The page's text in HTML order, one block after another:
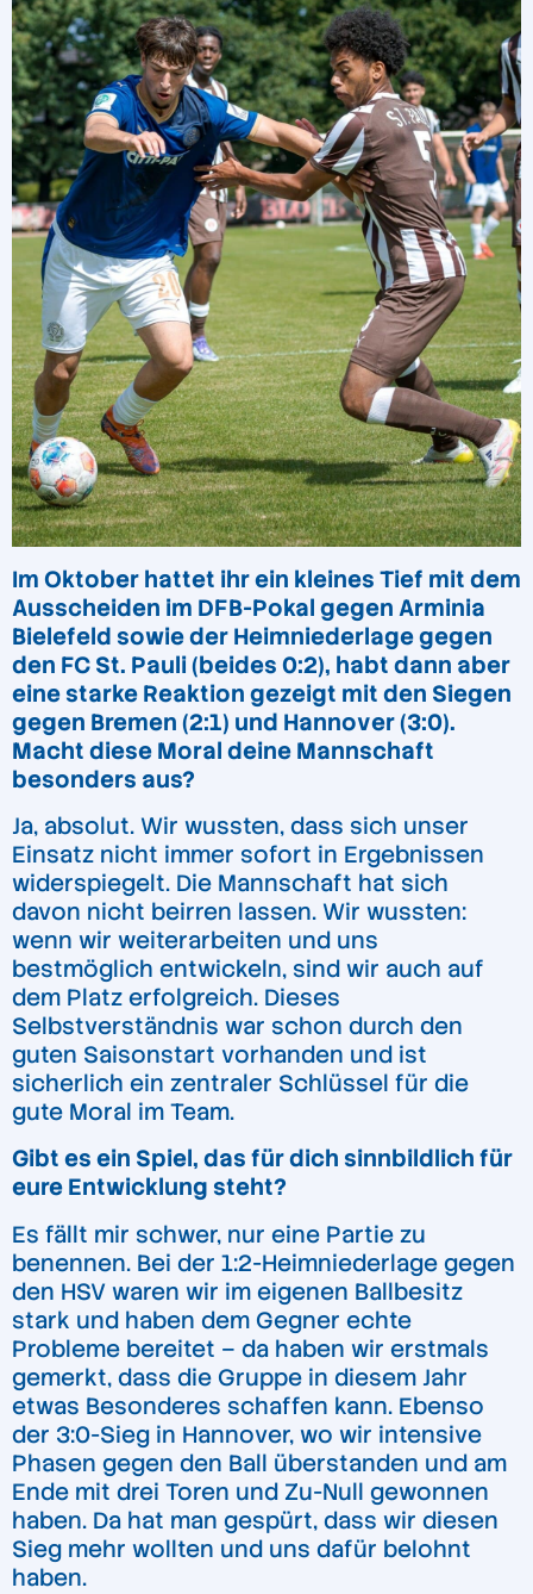
Im Oktober hattet ihr ein kleines Tief mit dem
Ausscheiden im DFB-Pokal gegen Arminia
Bielefeld sowie der Heimniederlage gegen
den FC St. Pauli (beides 0:2), habt dann aber
eine starke Reaktion gezeigt mit den Siegen
gegen Bremen (2:1) und Hannover (3:0).
Macht diese Moral deine Mannschaft
besonders aus?
Ja, absolut. Wir wussten, dass sich unser
Einsatz nicht immer sofort in Ergebnissen
widerspiegelt. Die Mannschaft hat sich
davon nicht beirren lassen. Wir wussten:
wenn wir weiterarbeiten und uns
bestmöglich entwickeln, sind wir auch auf
dem Platz erfolgreich. Dieses
Selbstverständnis war schon durch den
guten Saisonstart vorhanden und ist
sicherlich ein zentraler Schlüssel für die
gute Moral im Team.
Gibt es ein Spiel, das für dich sinnbildlich für
eure Entwicklung steht?
Es fällt mir schwer, nur eine Partie zu
benennen. Bei der 1:2-Heimniederlage gegen
den HSV waren wir im eigenen Ballbesitz
stark und haben dem Gegner echte
Probleme bereitet – da haben wir erstmals
gemerkt, dass die Gruppe in diesem Jahr
etwas Besonderes schaffen kann. Ebenso
der 3:0-Sieg in Hannover, wo wir intensive
Phasen gegen den Ball überstanden und am
Ende mit drei Toren und Zu-Null gewonnen
haben. Da hat man gespürt, dass wir diesen
Sieg mehr wollten und uns dafür belohnt
haben.